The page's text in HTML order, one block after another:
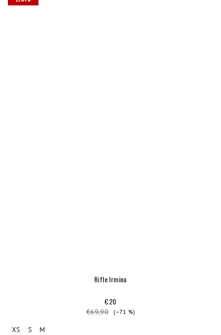
Rifle Irmina
€20
€69,90 (–71 %)
XS S M